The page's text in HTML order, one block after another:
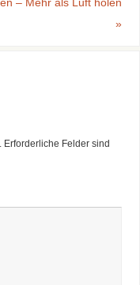
»
Erforderliche Felder sind